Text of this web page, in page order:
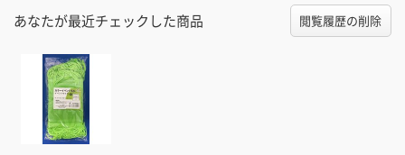
あなたが最近チェックした商品 閲覧履歴の削除